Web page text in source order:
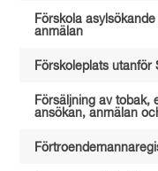
Förskola
anmälan
Förskoleplats utanför
Försäljning av tobak,
ansökan, anmälan